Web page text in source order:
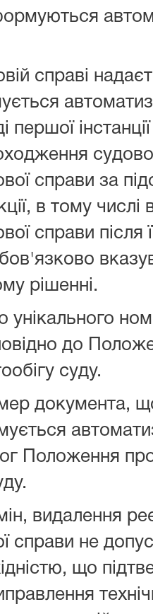
справі
першої
справи за
в тому числі
справи
рішенні.
унікального
до
суду.
документа,
Положення
видалення
справи не
що